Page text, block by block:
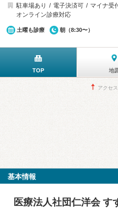
駐車場あり
電子決済可 マイナ受
オンライン診療対応
土曜も診療 朝（8:30〜）
TOP 地
アクセ
基本情報
医療法人社団仁洋会 す